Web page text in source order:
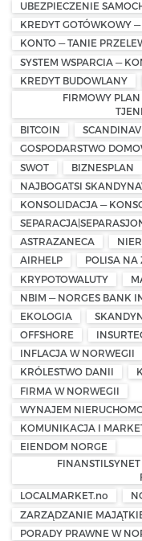
UBEZPIECZENIE
KREDYT GOTÓWKOWY
KONTO — TANIE
SYSTEM WSPARCIA —
KREDYT BUDOWLANY
FIRMOWY
BITCOIN
GOSPODARSTWO
SWOT
BIZNESPLAN
NAJBOGATSI
KONSOLIDACJA —
ASTRAZANECA
AIRHELP
POLISA NA
KRYPOTOWALUTY
NBIM — NORGES BANK
EKOLOGIA
OFFSHORE
INFLACJA W NORWEGII
KRÓLESTWO DANII
FIRMA W NORWEGII
WYNAJEM
KOMUNIKACJA I
EIENDOM NORGE
LOCALMARKET.no
ZARZĄDZANIE
PORADY PRAWNE W